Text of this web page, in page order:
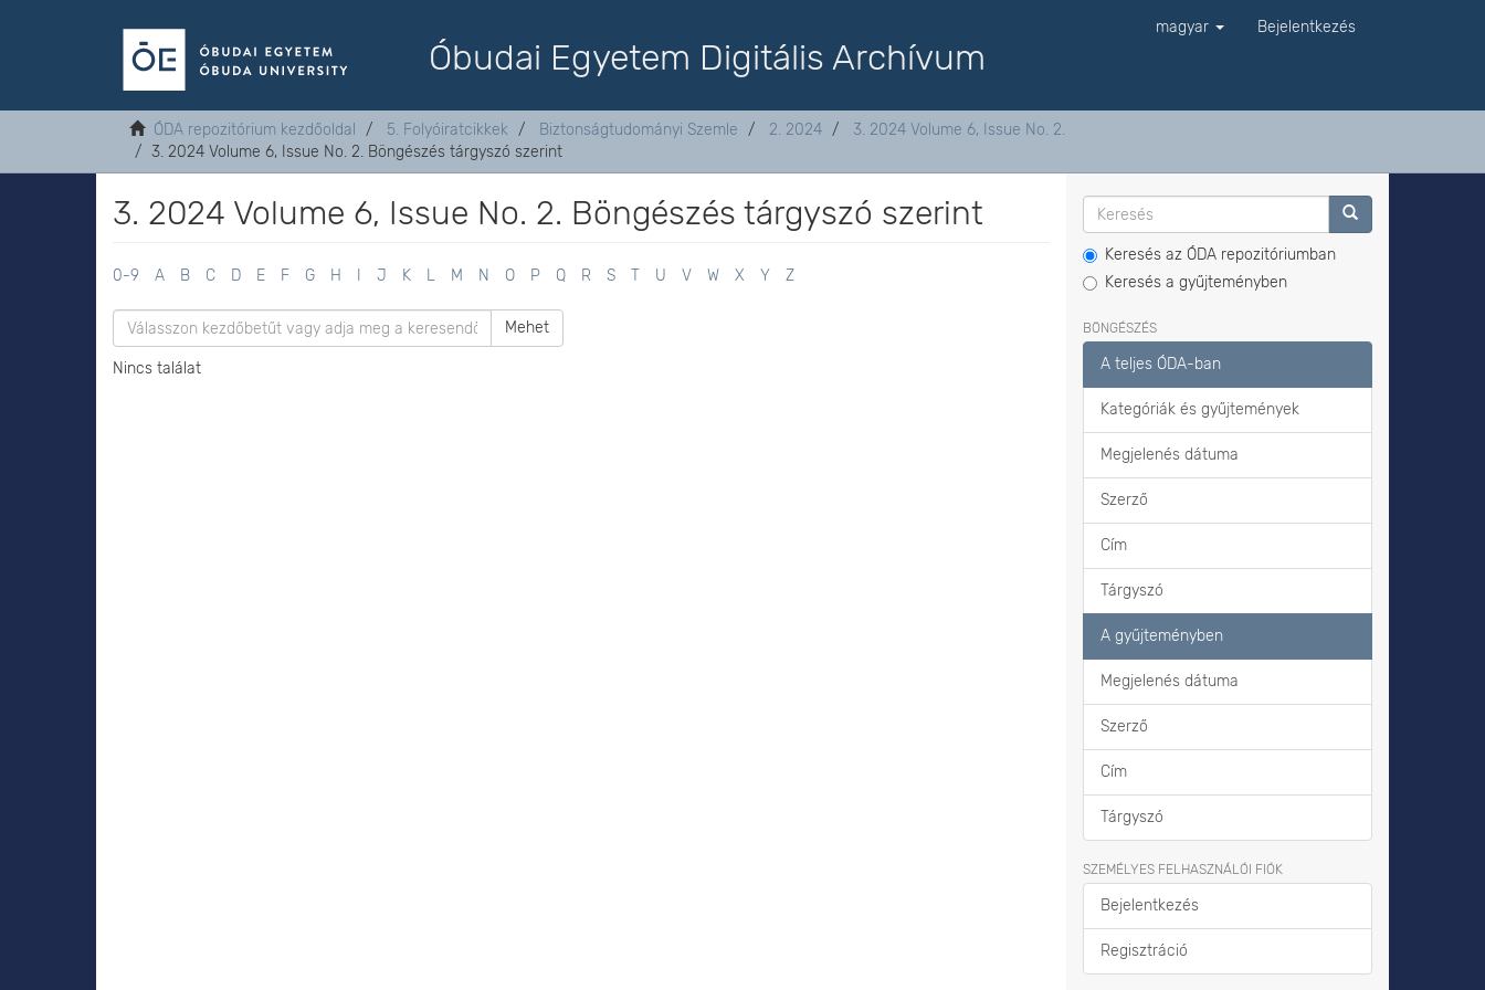
Óbudai Egyetem Digitális Archívum
magyar Bejelentkezés
ÓDA repozitórium kezdőoldal 5. Folyóiratcikkek Biztonságtudományi Szemle 2. 2024
3. 2024 Volume 6, Issue No. 2.
3. 2024 Volume 6, Issue No. 2. Böngészés tárgyszó szerint
3. 2024 Volume 6, Issue No. 2. Böngészés tárgyszó szerint
0-9 A B C D E F G H J K L M N O P Q R S T U V W X Y Z
Mehet
Nincs találat
Keresés az ÓDA repozitóriumban
Keresés a gyűjteményben
BÖNGÉSZÉS
A teljes ÓDA-ban
Kategóriák és gyűjtemények
Megjelenés dátuma
Szerző
Cím
Tárgyszó
A gyűjteményben
Megjelenés dátuma
Szerző
Cím
Tárgyszó
SZEMÉLYES FELHASZNÁLÓI FIÓK
Bejelentkezés
Regisztráció